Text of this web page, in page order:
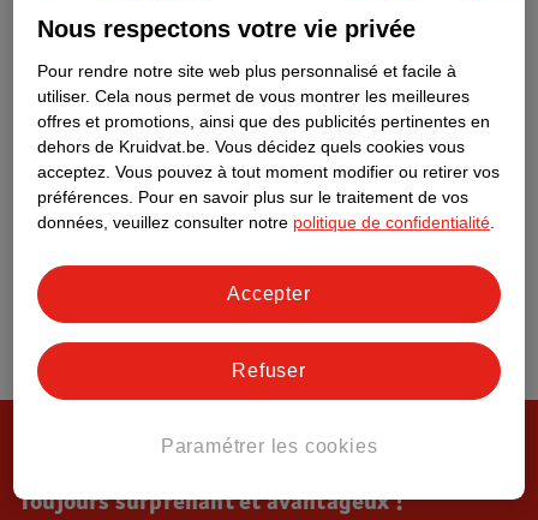
Toujours surprenant et avantageux !
Nous respectons votre vie privée
Pour rendre notre site web plus personnalisé et facile à
utiliser. Cela nous permet de vous montrer les meilleures
offres et promotions, ainsi que des publicités pertinentes en
dehors de Kruidvat.be. Vous décidez quels cookies vous
acceptez. Vous pouvez à tout moment modifier ou retirer vos
préférences. Pour en savoir plus sur le traitement de vos
données, veuillez consulter notre politique de confidentialité
Paramétrer les cookies
Refuser
Accepter